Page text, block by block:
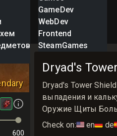
GameDev
WebDev
Frontend
SteamGames
600
Dryad's
Dryad's Tower
выпадения и
Оружие Щиты
Check on:🇺🇸 en🇩🇪 de